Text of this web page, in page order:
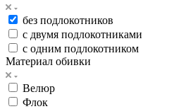
без подлокотников
с двумя подлокотниками
с одним подлокотником
Материал обивки
Велюр
Флок